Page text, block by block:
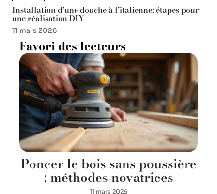
Installation d’une douche à l’italienne: étapes pour
une réalisation DIY
11 mars 2026
Favori des lecteurs
Poncer le bois sans poussière
: méthodes novatrices
11 mars 2026